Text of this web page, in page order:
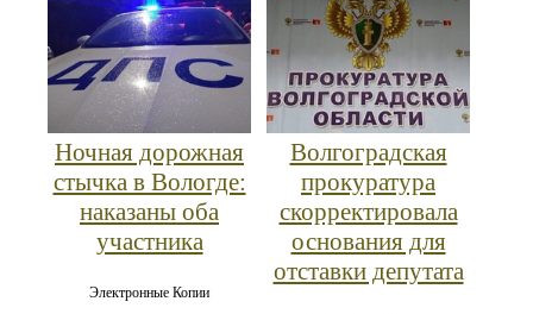
Ночная дорожная
стычка в Вологде:
наказаны оба
участника
Электронные Копии
Волгоградская
прокуратура
скорректировала
основания для
отставки депутата